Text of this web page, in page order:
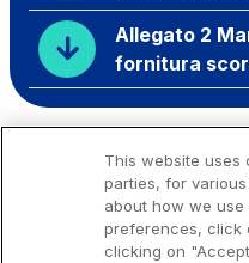
Allegato 2
fornitura
This website uses
parties, for
about how we
preferences, click
clicking on